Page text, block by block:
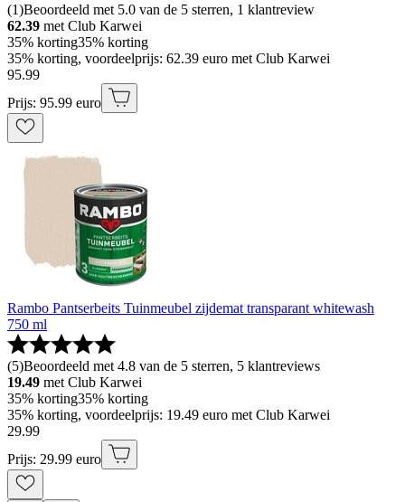
(1)Beoordeeld met 5.0 van de 5 sterren, 1 klantreview
62.39 met Club Karwei
35% korting35% korting
35% korting, voordeelprijs: 62.39 euro met Club Karwei
95.99
Prijs: 95.99 euro
Rambo Pantserbeits Tuinmeubel zijdemat transparant whitewash
750 ml
(5)Beoordeeld met 4.8 van de 5 sterren, 5 klantreviews
19.49 met Club Karwei
35% korting35% korting
35% korting, voordeelprijs: 19.49 euro met Club Karwei
29.99
Prijs: 29.99 euro